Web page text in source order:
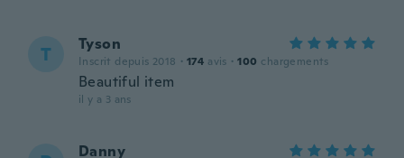
T Tyson
Inscrit depuis 2018 · 174 avis · 100 chargements
Beautiful item
il y a 3 ans
Danny